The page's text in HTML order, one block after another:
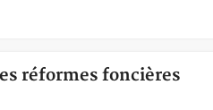
réformes foncières